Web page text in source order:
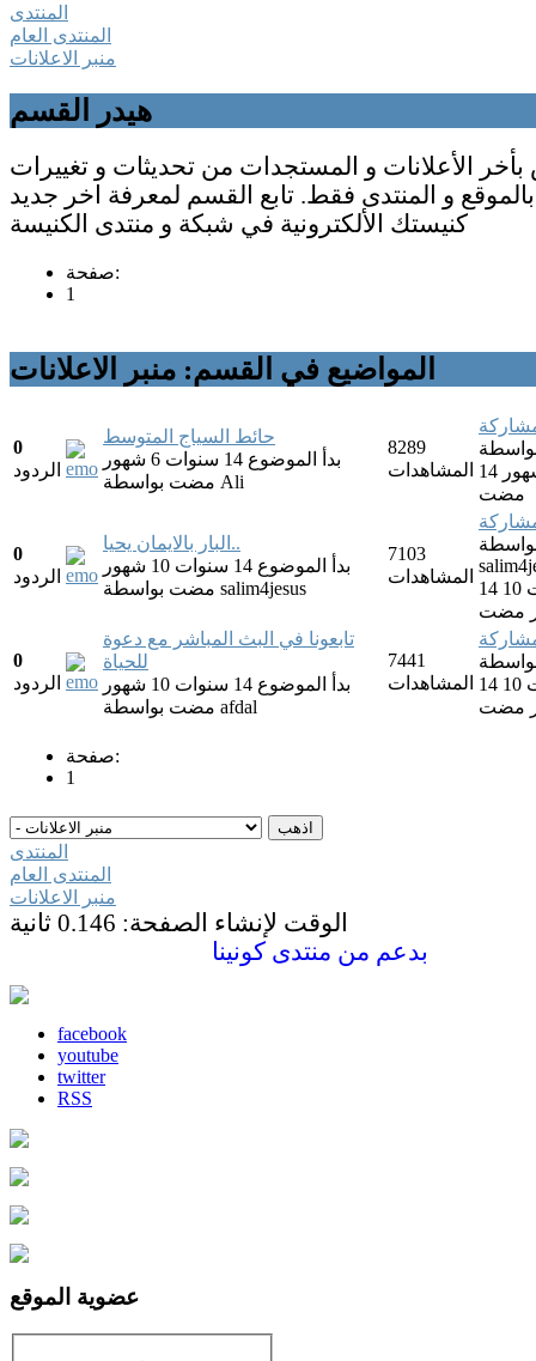
المنتدى
المنتدى العام
منبر الاعلانات
هيدر القسم
الأعلانات و المستجدات من تحديثات و تغييرات
و المنتدى فقط. تابع القسم لمعرفة اخر جديد
كنيستك الألكترونية في شبكة و منتدى الكنيسة
صفحة:
1
المواضيع في القسم: منبر الاعلانات
0
الردود
حائط السياج المتوسط
بدأ الموضوع 14 سنوات 6 شهور
مضت Ali
8289
المشاهدات 14 سنوات 6 شهور
مضت
0
الردود
البار بالايمان يحيا..
بدأ الموضوع 14 سنوات 10 شهور
مضت salim4jesus
7103
المشاهدات
14 سنوات 10
مضت
0
الردود
تابعونا في البث المباشر مع دعوة
للحياة
بدأ الموضوع 14 سنوات 10 شهور
مضت afdal
7441
المشاهدات 14 سنوات 10
مضت
صفحة:
1
المنتدى
المنتدى العام
منبر الاعلانات
الوقت لإنشاء الصفحة: 0.146 ثانية
بدعم من منتدى كونينا
facebook
youtube
twitter
RSS
عضوية الموقع